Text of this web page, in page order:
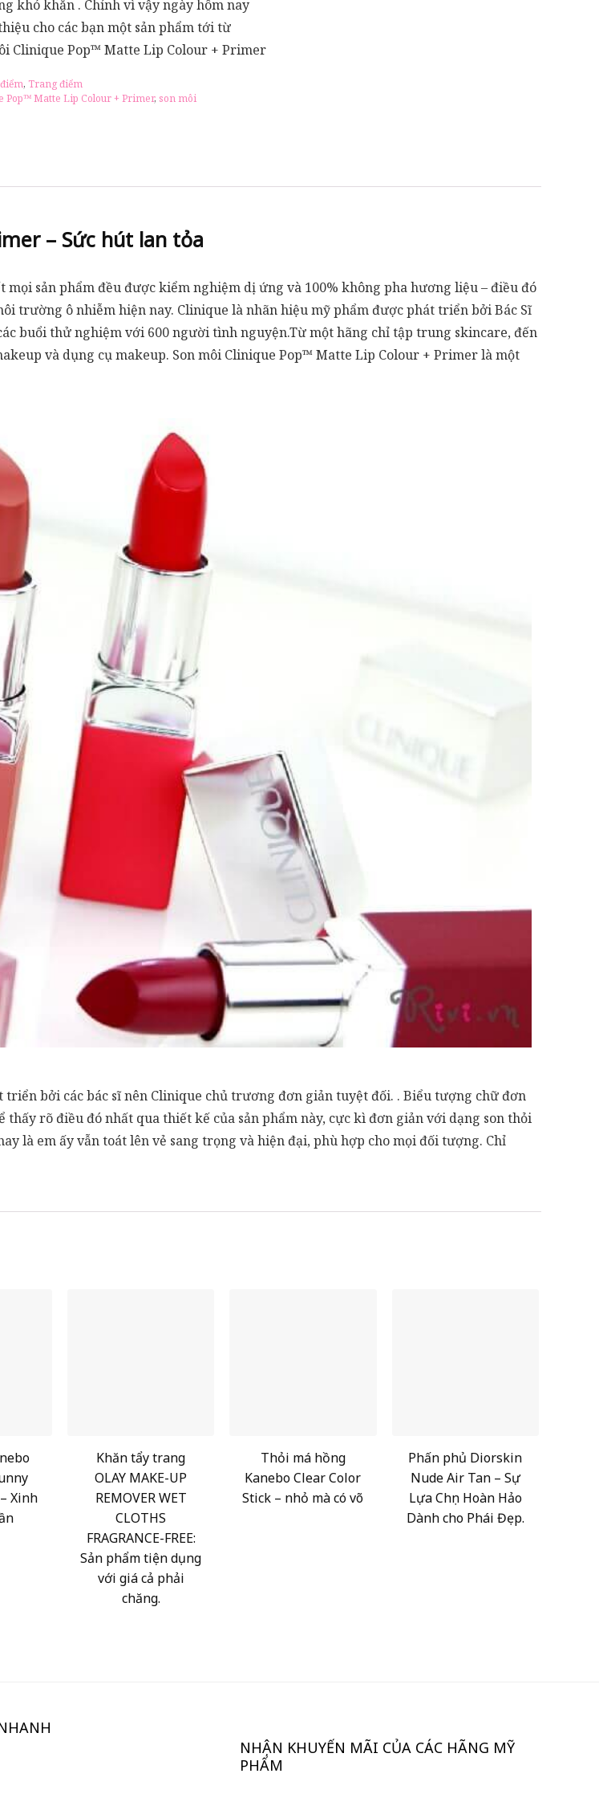
khó khăn . Chính vì vậy ngày hôm nay
cho các bạn một sản phẩm tới từ
Clinique Pop™ Matte Lip Colour + Primer
, Trang điểm
Pop™ Matte Lip Colour + Primer, son môi
– Sức hút lan tỏa
sản phẩm đều được kiểm nghiệm dị ứng và 100% không pha hương liệu – điều đó
trường ô nhiễm hiện nay. Clinique là nhãn hiệu mỹ phẩm được phát triển bởi Bác Sĩ
buổi thử nghiệm với 600 người tình nguyện.Từ một hãng chỉ tập trung skincare, đến
và dụng cụ makeup. Son môi Clinique Pop™ Matte Lip Colour + Primer là một
triển bởi các bác sĩ nên Clinique chủ trương đơn giản tuyệt đối. . Biểu tượng chữ đơn
rõ điều đó nhất qua thiết kế của sản phẩm này, cực kì đơn giản với dạng son thỏi
là em ấy vẫn toát lên vẻ sang trọng và hiện đại, phù hợp cho mọi đối tượng. Chỉ
Xinh
Khăn tẩy trang
OLAY MAKE-UP
REMOVER WET
CLOTHS
FRAGRANCE-FREE:
Sản phẩm tiện dụng
với giá cả phải
chăng.
Thỏi má hồng
Kanebo Clear Color
Stick – nhỏ mà có võ
Phấn phủ Diorskin
Nude Air Tan – Sự
Lựa Chọn Hoàn Hảo
Dành cho Phái Đẹp.
NHẬN KHUYẾN MÃI CỦA CÁC HÃNG MỸ
PHẨM